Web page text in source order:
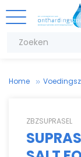
Home
ZBZSUPRASEL